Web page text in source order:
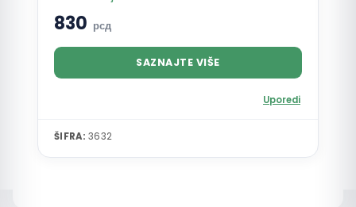
830 рсд
SAZNAJTE VIŠE
Uporedi
ŠIFRA: 3632